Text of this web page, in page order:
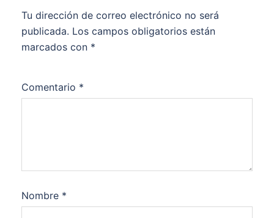
Tu dirección de correo electrónico no será
publicada. Los campos obligatorios están
marcados con *
Comentario *
Nombre *